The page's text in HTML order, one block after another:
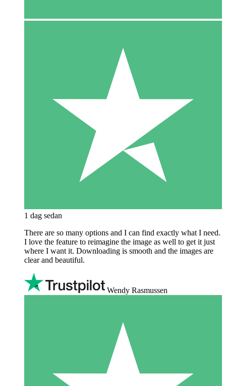
1 dag sedan
There are so many options and I can find exactly what I need.
I love the feature to reimagine the image as well to get it just
where I want it. Downloading is smooth and the images are
clear and beautiful.
Wendy Rasmussen